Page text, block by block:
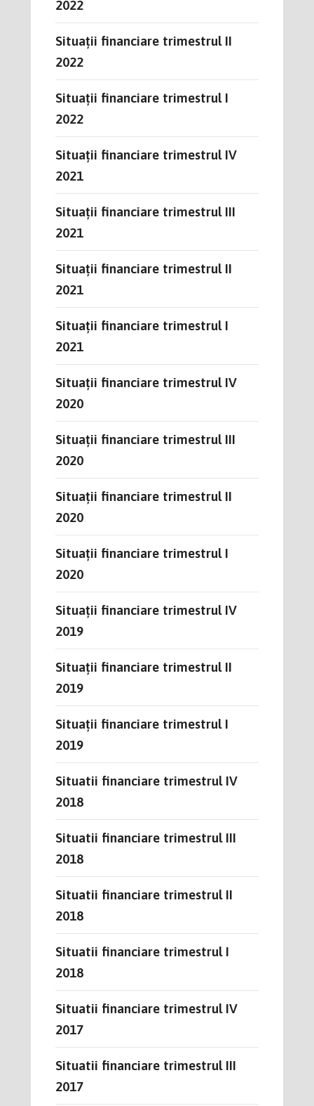
2022
Situații financiare trimestrul II
2022
Situații financiare trimestrul I
2022
Situații financiare trimestrul IV
2021
Situații financiare trimestrul III
2021
Situații financiare trimestrul II
2021
Situații financiare trimestrul I
2021
Situații financiare trimestrul IV
2020
Situații financiare trimestrul III
2020
Situații financiare trimestrul II
2020
Situații financiare trimestrul I
2020
Situații financiare trimestrul IV
2019
Situații financiare trimestrul II
2019
Situații financiare trimestrul I
2019
Situatii financiare trimestrul IV
2018
Situatii financiare trimestrul III
2018
Situatii financiare trimestrul II
2018
Situatii financiare trimestrul I
2018
Situatii financiare trimestrul IV
2017
Situatii financiare trimestrul III
2017